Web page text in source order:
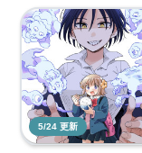
5/24 更新